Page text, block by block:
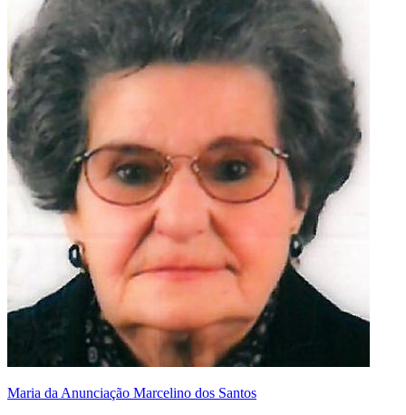
Maria da Anunciação Marcelino dos Santos